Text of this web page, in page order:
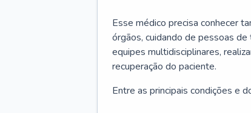
Esse médico precisa conhecer
órgãos, cuidando de pessoas
equipes multidisciplinares,
recuperação do paciente.
Entre as principais condições e